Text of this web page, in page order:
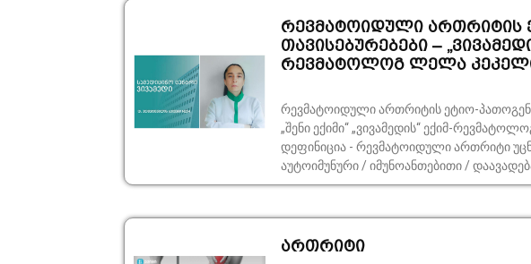
რევმატოიდული ართრიტის
თავისებურებები –
რევმატოლოგ ლელა
რევმატოიდული ართრიტის ეტიო-
„შენი ექიმი“ „ვივამედის“ ექიმ-
დეფინიცია - რევმატოიდული ართრიტი
აუტოიმუნური / იმუნოანთებითი /
ართრიტი